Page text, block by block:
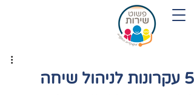
5 עקרונות לניהול שיחה